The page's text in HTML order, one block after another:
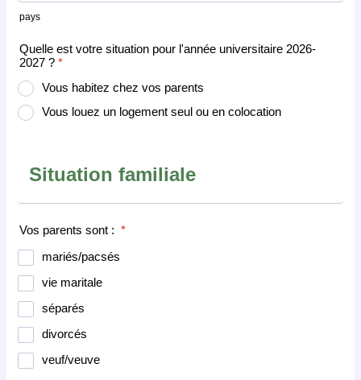
pays
Quelle est votre situation pour l'année universitaire 2026-
2027 ? *
Vous habitez chez vos parents
Vous louez un logement seul ou en colocation
Situation familiale
Vos parents sont : *
mariés/pacsés
vie maritale
séparés
divorcés
veuf/veuve